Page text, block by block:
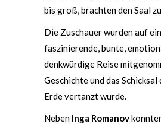
bis groß, brachten den Saal
Die Zuschauer wurden auf
faszinierende, bunte,
denkwürdige Reise
Geschichte und das
Erde vertanzt wurde.
Neben Inga Romanov